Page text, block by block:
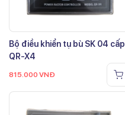
Bộ điều khiển tụ bù SK 04 cấp
QR-X4
815.000 VNĐ